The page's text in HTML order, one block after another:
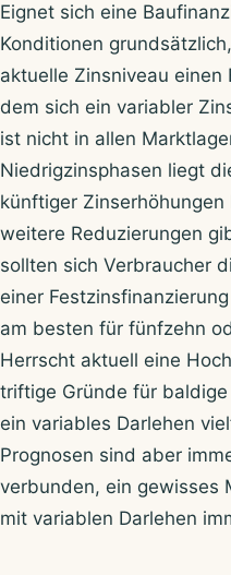
Eignet sich eine
Konditionen
aktuelle Zinsniveau einen
dem sich ein variabler
ist nicht in allen
Niedrigzinsphasen liegt
künftiger
weitere Reduzierungen
sollten sich Verbraucher
einer
am besten für fünfzehn
Herrscht aktuell eine
triftige Gründe für
ein variables Darlehen
Prognosen sind aber
verbunden, ein gewisses
mit variablen Darlehen